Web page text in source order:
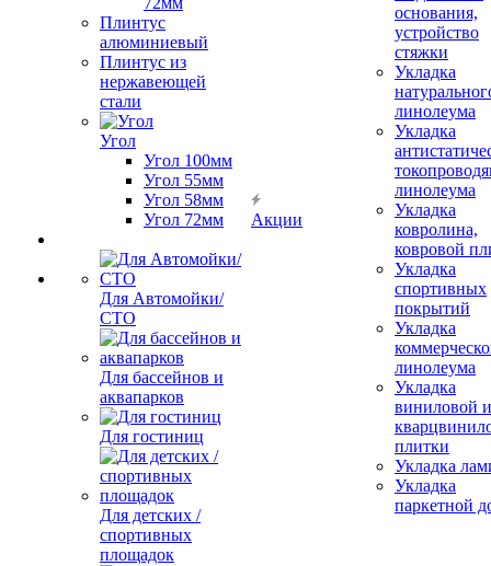
Плинтус
алюминиевый
Плинтус из
нержавеющей
стали
Угол
Угол 100мм
Угол 55мм
Угол 58мм
Угол 72мм
Для Автомойки/
СТО
Для бассейнов и
аквапарков
Для гостиниц
Для детских /
спортивных
площадок
Акции
основания,
устройство
стяжки
Укладка
линолеума
Укладка
линолеума
Укладка
ковролина,
ковровой
Укладка
спортивных
покрытий
Укладка
линолеума
Укладка
виниловой и
плитки
Укладка
Укладка
паркетной